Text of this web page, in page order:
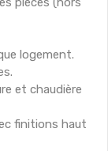
logement.
et chaudière
finitions haut